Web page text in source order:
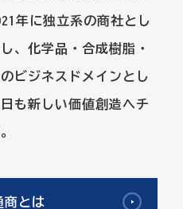
年に独立系の商社とし
、化学品・合成樹脂・
ビジネスドメインとし
も新しい価値創造へチ
商とは